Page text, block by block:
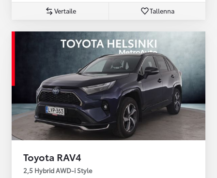
Vertaile Tallenna
Toyota RAV4
2,5 Hybrid AWD-i Style